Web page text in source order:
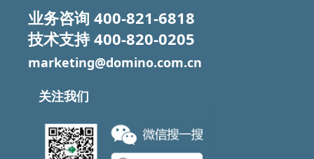
业务咨询 400-821-6818
技术支持400-820-0205
marketing@domino.com.cn
关注我们